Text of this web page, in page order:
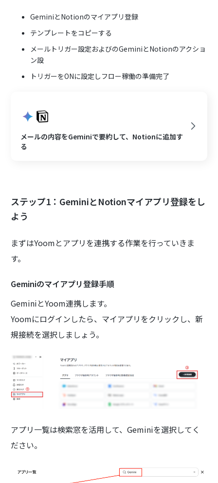
GeminiとNotionのマイアプリ登録
テンプレートをコピーする
メールトリガー設定およびのGeminiとNotionのアクショ
ン設
トリガーをONに設定しフロー稼働の準備完了
メールの内容をGeminiで要約して、Notionに追加す
る
ステップ1：GeminiとNotionマイアプリ登録をし
よう
まずはYoomとアプリを連携する作業を行っていきま
す。
Geminiのマイアプリ登録手順
GeminiとYoom連携します。
Yoomにログインしたら、マイアプリをクリックし、新
規接続を選択しましょう。
アプリ一覧は検索窓を活用して、Geminiを選択してく
ださい。